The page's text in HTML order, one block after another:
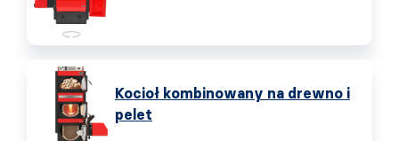
Kocioł kombinowany na drewno i
pelet